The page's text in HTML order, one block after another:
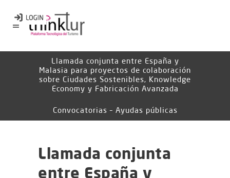
Llamada conjunta entre España y
Malasia para proyectos de colaboración
sobre Ciudades Sostenibles, Knowledge
Economy y Fabricación Avanzada
Convocatorias – Ayudas públicas
Llamada conjunta
entre España y